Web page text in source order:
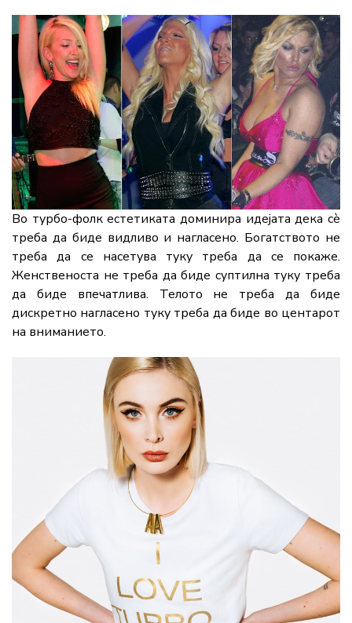
Во турбо-фолк естетиката доминира идејата дека сè
треба да биде видливо и нагласено. Богатството не
треба да се насетува туку треба да се покаже.
Женственоста не треба да биде суптилна туку треба
да биде впечатлива. Телото не треба да биде
дискретно нагласено туку треба да биде во центарот
на вниманието.